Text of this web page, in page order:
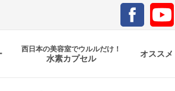
西日本の美容室でウルルだけ！
水素カプセル オススメ